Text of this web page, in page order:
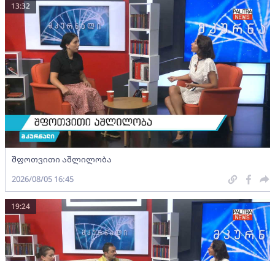
შფოთვითი აშლილობა
13:32
2026/08/05 16:45
19:24